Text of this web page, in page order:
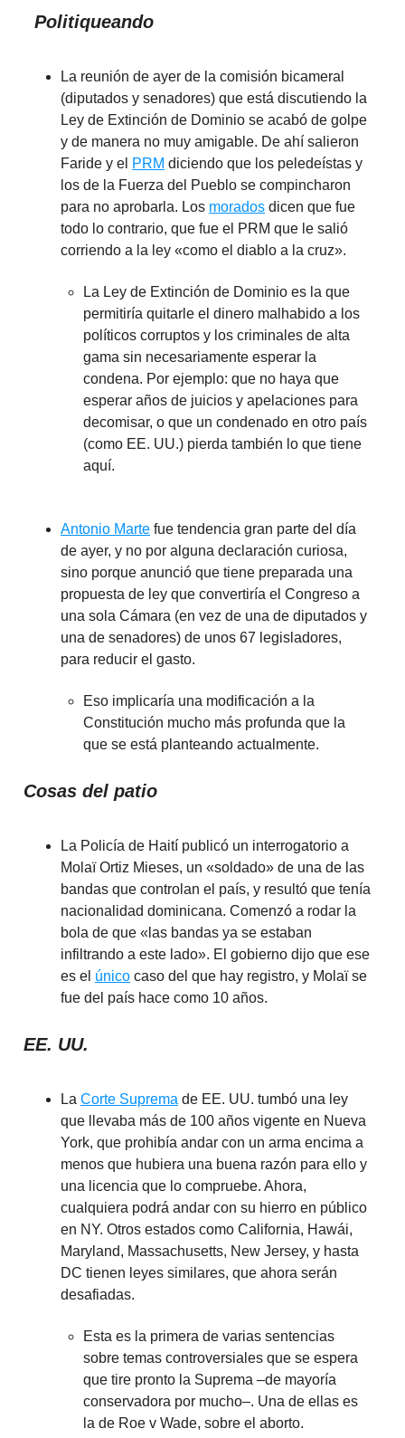
Politiqueando
La reunión de ayer de la comisión bicameral
(diputados y senadores) que está discutiendo la
Ley de Extinción de Dominio se acabó de golpe
y de manera no muy amigable. De ahí salieron
Faride y el PRM diciendo que los peledeístas y
los de la Fuerza del Pueblo se compincharon
para no aprobarla. Los morados dicen que fue
todo lo contrario, que fue el PRM que le salió
corriendo a la ley «como el diablo a la cruz».
La Ley de Extinción de Dominio es la que
permitiría quitarle el dinero malhabido a los
políticos corruptos y los criminales de alta
gama sin necesariamente esperar la
condena. Por ejemplo: que no haya que
esperar años de juicios y apelaciones para
decomisar, o que un condenado en otro país
(como EE. UU.) pierda también lo que tiene
aquí.
Antonio Marte fue tendencia gran parte del día
de ayer, y no por alguna declaración curiosa,
sino porque anunció que tiene preparada una
propuesta de ley que convertiría el Congreso a
una sola Cámara (en vez de una de diputados y
una de senadores) de unos 67 legisladores,
para reducir el gasto.
Eso implicaría una modificación a la
Constitución mucho más profunda que la
que se está planteando actualmente.
Cosas del patio
La Policía de Haití publicó un interrogatorio a
Molaï Ortiz Mieses, un «soldado» de una de las
bandas que controlan el país, y resultó que tenía
nacionalidad dominicana. Comenzó a rodar la
bola de que «las bandas ya se estaban
infiltrando a este lado». El gobierno dijo que ese
es el único caso del que hay registro, y Molaï se
fue del país hace como 10 años.
EE. UU.
La Corte Suprema de EE. UU. tumbó una ley
que llevaba más de 100 años vigente en Nueva
York, que prohibía andar con un arma encima a
menos que hubiera una buena razón para ello y
una licencia que lo compruebe. Ahora,
cualquiera podrá andar con su hierro en público
en NY. Otros estados como California, Hawái,
Maryland, Massachusetts, New Jersey, y hasta
DC tienen leyes similares, que ahora serán
desafiadas.
Esta es la primera de varias sentencias
sobre temas controversiales que se espera
que tire pronto la Suprema –de mayoría
conservadora por mucho–. Una de ellas es
la de Roe v Wade, sobre el aborto.